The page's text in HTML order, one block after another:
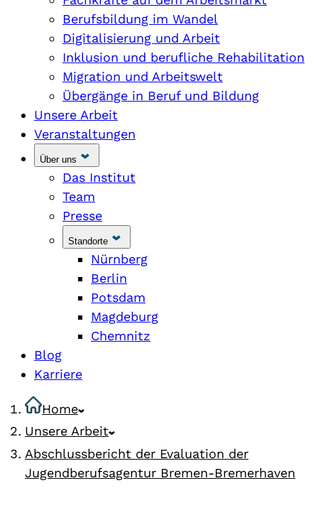
Berufsbildung im Wandel
Digitalisierung und Arbeit
Inklusion und berufliche Rehabilitation
Migration und Arbeitswelt
Übergänge in Beruf und Bildung
Unsere Arbeit
Veranstaltungen
Über uns
Das Institut
Team
Presse
Standorte
Nürnberg
Berlin
Potsdam
Magdeburg
Chemnitz
Blog
Karriere
Home
Unsere Arbeit
Abschlussbericht der Evaluation der
Jugendberufsagentur Bremen-Bremerhaven